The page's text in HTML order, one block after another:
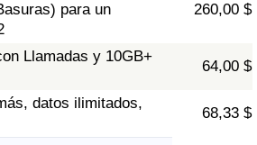
para un
260,00 $
Llamadas y 10GB+
64,00 $
datos ilimitados,
68,33 $